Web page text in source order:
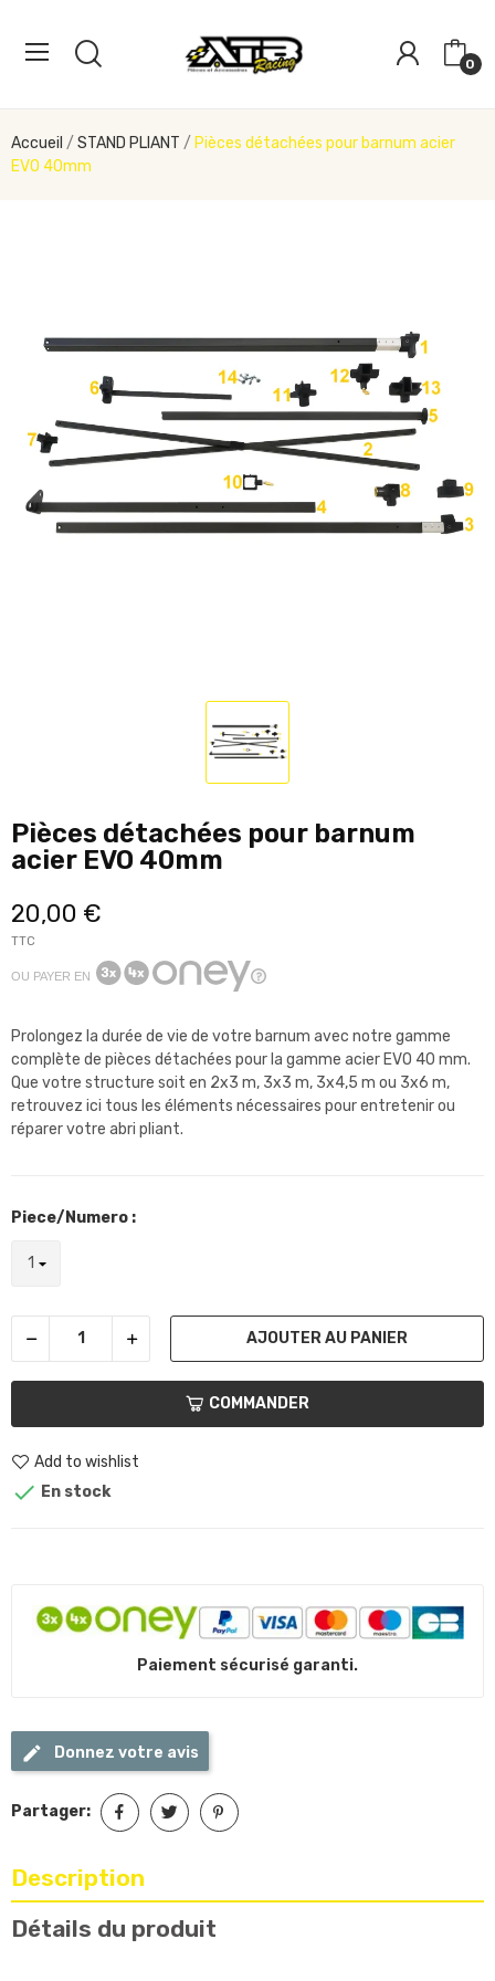
0
Accueil STAND PLIANT
Pièces détachées pour barnum acier
EVO 40mm
Pièces détachées pour barnum
acier EVO 40mm
20,00 €
TTC
OU PAYER EN
Prolongez la durée de vie de votre barnum avec notre gamme
complète de pièces détachées pour la gamme acier EVO 40 mm.
Que votre structure soit en 2x3 m, 3x3 m, 3x4,5 m ou 3x6 m,
retrouvez ici tous les éléments nécessaires pour entretenir ou
réparer votre abri pliant.
Piece/Numero :
AJOUTER AU PANIER
COMMANDER
Add to wishlist
 En stock
Paiement sécurisé garanti.
Donnez votre avis
Partager:
Description
Détails du produit